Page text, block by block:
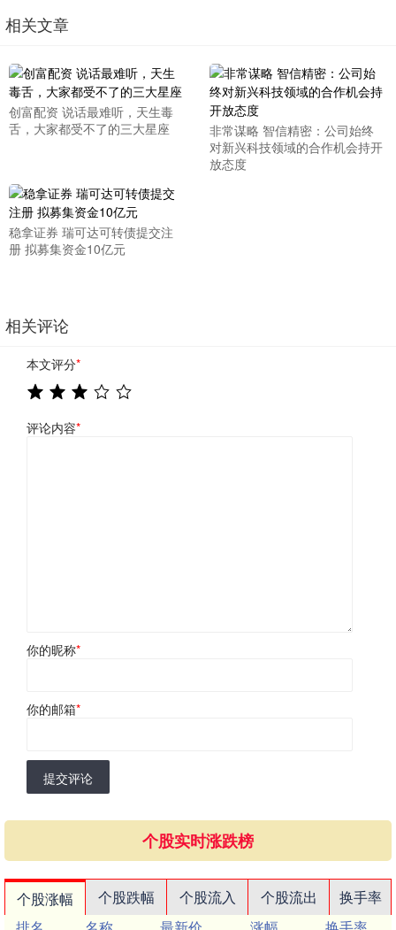
相关文章
创富配资 说话最难听，天生毒
舌，大家都受不了的三大星座
非常谋略 智信精密：公司始终
对新兴科技领域的合作机会持开
放态度
稳拿证券 瑞可达可转债提交注
册 拟募集资金10亿元
相关评论
本文评分*
评论内容*
你的昵称*
你的邮箱*
提交评论
个股实时涨跌榜
个股涨幅 个股跌幅 个股流入 个股流出
换手率